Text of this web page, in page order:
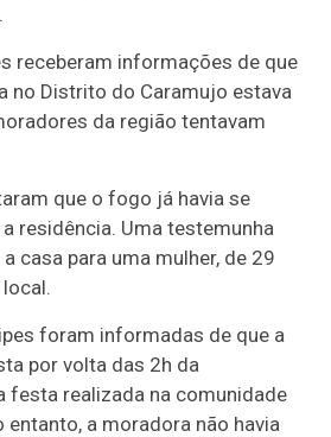
receberam informações de que
no Distrito do Caramujo estava
da região tentavam
que o fogo já havia se
residência. Uma testemunha
casa para uma mulher, de 29
foram informadas de que a
por volta das 2h da
festa realizada na comunidade
entanto, a moradora não havia